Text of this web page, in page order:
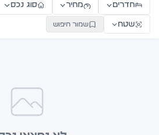
חדרים מחיר סוג נכס
שטח שמור חיפוש